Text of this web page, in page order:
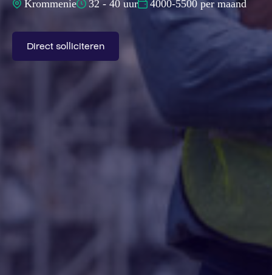
Krommenie 32 - 40 uur 4000-5500 per maand
Direct solliciteren